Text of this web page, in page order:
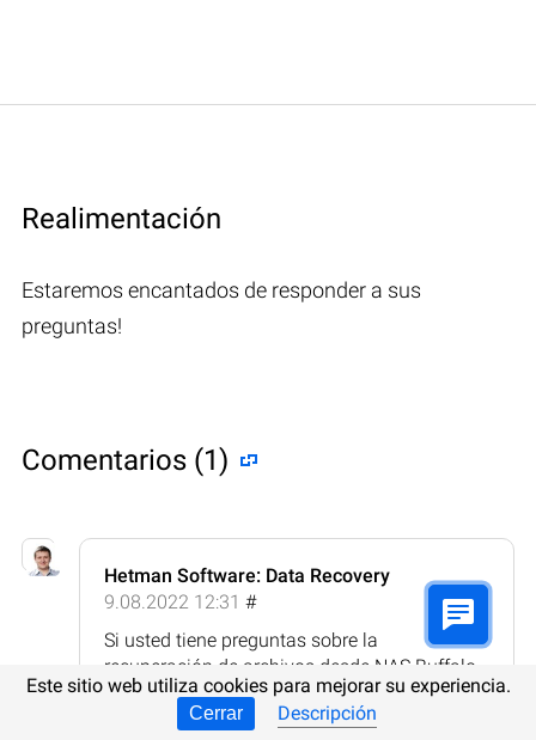
Realimentación
Estaremos encantados de responder a sus
preguntas!
Comentarios (1)
Hetman Software: Data Recovery
9.08.2022 12:31 #
Si usted tiene preguntas sobre la
recuperación de archivos desde NAS Buffalo
Drive Station HD-CE1.5TLU2 o discos de otros
fabricantes, después de eliminación o
Este sitio web utiliza cookies para mejorar su experiencia.
Cerrar Descripción